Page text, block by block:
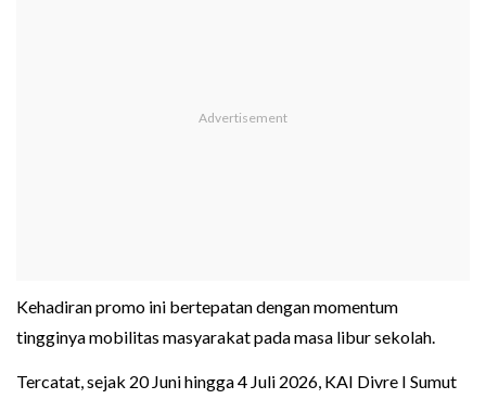
Kehadiran promo ini bertepatan dengan momentum
tingginya mobilitas masyarakat pada masa libur sekolah.
Tercatat, sejak 20 Juni hingga 4 Juli 2026, KAI Divre I Sumut